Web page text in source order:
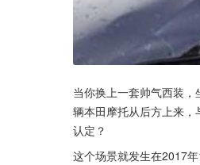
当你换上一套帅气西装，
辆本田摩托从后方上来
认定？
这个场景就发生在2017